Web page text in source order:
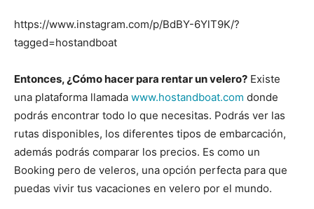
https://www.instagram.com/p/BdBY-6YlT9K/?
tagged=hostandboat
Entonces, ¿Cómo hacer para rentar un velero? Existe
una plataforma llamada www.hostandboat.com donde
podrás encontrar todo lo que necesitas. Podrás ver las
rutas disponibles, los diferentes tipos de embarcación,
además podrás comparar los precios. Es como un
Booking pero de veleros, una opción perfecta para que
puedas vivir tus vacaciones en velero por el mundo.